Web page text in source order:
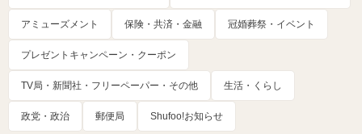
アミューズメント 保険・共済・金融 冠婚葬祭・イベント
プレゼントキャンペーン・クーポン
TV局・新聞社・フリーペーパー・その他 生活・くらし
政党・政治 郵便局 Shufoo!お知らせ